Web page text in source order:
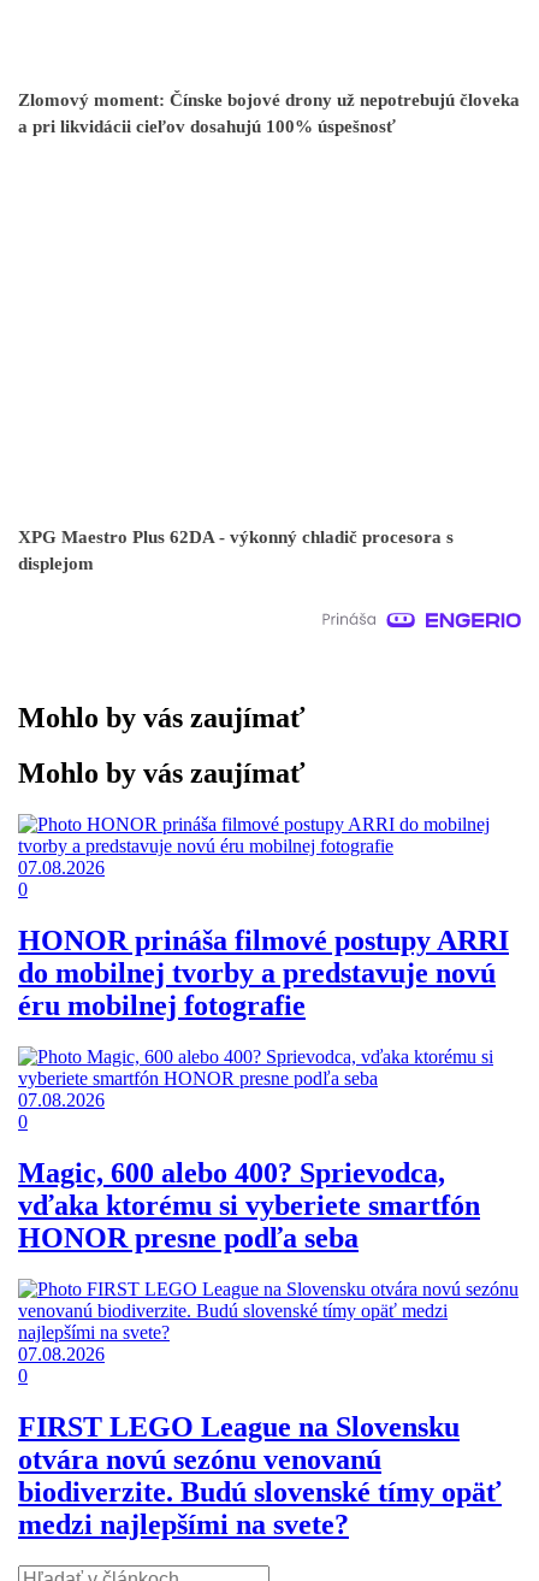
Zlomový moment: Čínske bojové drony už nepotrebujú človeka
a pri likvidácii cieľov dosahujú 100% úspešnosť
XPG Maestro Plus 62DA - výkonný chladič procesora s
displejom
Mohlo by vás zaujímať
Mohlo by vás zaujímať
07.08.2026
0
HONOR prináša filmové postupy ARRI
do mobilnej tvorby a predstavuje novú
éru mobilnej fotografie
07.08.2026
0
Magic, 600 alebo 400? Sprievodca,
vďaka ktorému si vyberiete smartfón
HONOR presne podľa seba
07.08.2026
0
FIRST LEGO League na Slovensku
otvára novú sezónu venovanú
biodiverzite. Budú slovenské tímy opäť
medzi najlepšími na svete?